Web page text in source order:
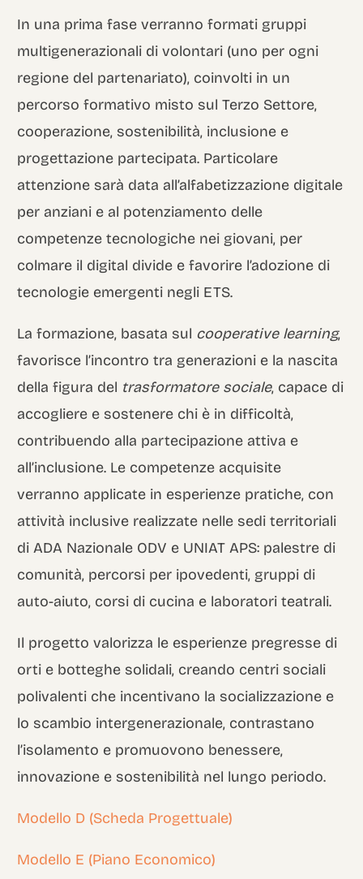
In una prima fase verranno formati gruppi
multigenerazionali di volontari (uno per ogni
regione del partenariato), coinvolti in un
percorso formativo misto sul Terzo Settore,
cooperazione, sostenibilità, inclusione e
progettazione partecipata. Particolare
attenzione sarà data all’alfabetizzazione digitale
per anziani e al potenziamento delle
competenze tecnologiche nei giovani, per
colmare il digital divide e favorire l’adozione di
tecnologie emergenti negli ETS.
La formazione, basata sul cooperative learning,
favorisce l’incontro tra generazioni e la nascita
della figura del trasformatore sociale, capace di
accogliere e sostenere chi è in difficoltà,
contribuendo alla partecipazione attiva e
all’inclusione. Le competenze acquisite
verranno applicate in esperienze pratiche, con
attività inclusive realizzate nelle sedi territoriali
di ADA Nazionale ODV e UNIAT APS: palestre di
comunità, percorsi per ipovedenti, gruppi di
auto-aiuto, corsi di cucina e laboratori teatrali.
Il progetto valorizza le esperienze pregresse di
orti e botteghe solidali, creando centri sociali
polivalenti che incentivano la socializzazione e
lo scambio intergenerazionale, contrastano
l’isolamento e promuovono benessere,
innovazione e sostenibilità nel lungo periodo.
Modello D (Scheda Progettuale)
Modello E (Piano Economico)